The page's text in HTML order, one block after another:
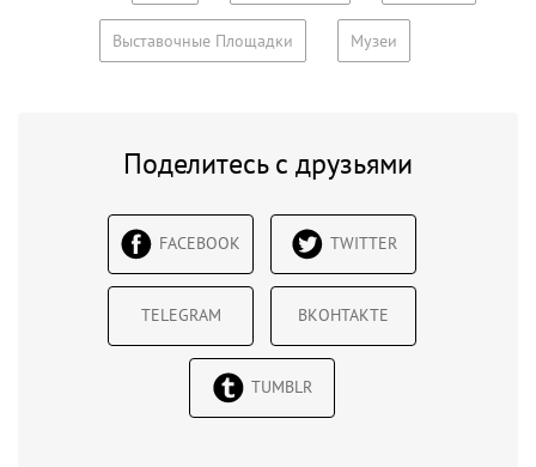
Выставочные Площадки Музеи
Поделитесь с друзьями
FACEBOOK TWITTER
TELEGRAM ВКОНТАКТЕ
TUMBLR